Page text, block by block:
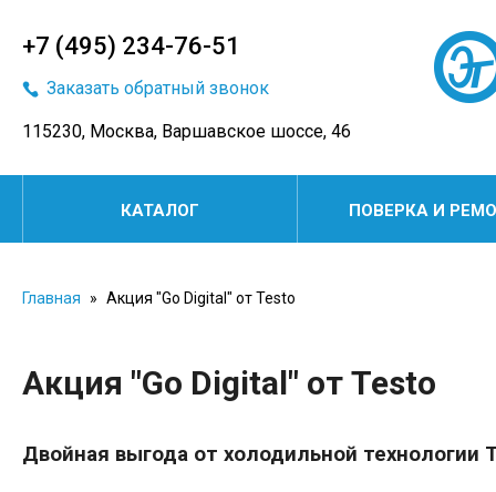
+7 (495) 234-76-51
Заказать обратный звонок
115230, Москва, Варшавское шоссе, 46
КАТАЛОГ ПОВЕРКА И
Главная » Акция "Go Digital" от Testo
Акция "Go Digital" от Testo
Двойная выгода от холодильной технологии